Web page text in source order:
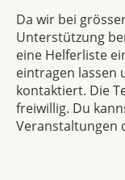
Da wir bei
Unterstützung
eine Helferliste
eintragen lassen
kontaktiert. Die
freiwillig. Du
Veranstaltungen